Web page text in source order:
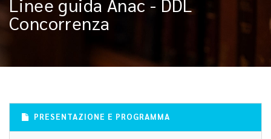
Linee guida Anac - DDL
Concorrenza
PRESENTAZIONE E PROGRAMMA